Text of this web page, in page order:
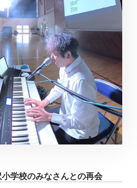
学校のみなさんとの再会